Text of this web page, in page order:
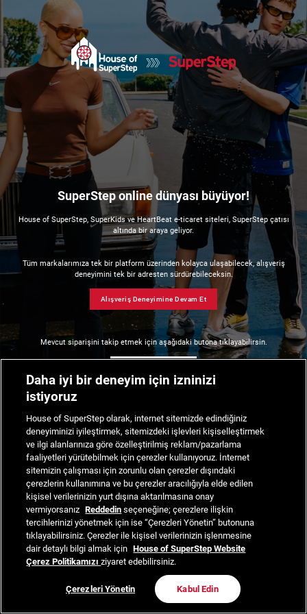
SuperStep online dünyası büyüyor!
House of SuperStep, SuperKids ve HeartBeat e-ticaret siteleri, SuperStep çatısı
altında bir araya geliyor.
Tüm markalarımıza tek bir platform üzerinden kolayca ulaşabilecek, alışveriş
deneyimini tek bir adresten sürdürebileceksin.
Alışveriş Deneyimine Devam Et
Mevcut siparişini takip etmek için aşağıdaki butona tıklayabilirsin.
Daha iyi bir deneyim için izninizi
istiyoruz
House of SuperStep olarak, internet sitemizde edindiğiniz
deneyiminizi iyileştirmek, sitemizdeki işlevleri kişiselleştirmek
ve ilgi alanlarınıza göre özelleştirilmiş reklam/pazarlama
faaliyetleri yürütebilmek için çerezler kullanıyoruz. İnternet
sitemizin çalışması için zorunlu olan çerezler dışındaki
çerezlerin kullanımına ve bu çerezler aracılığıyla elde edilen
kişisel verilerinizin yurt dışına aktarılmasına onay
vermiyorsanız Reddedin seçeneğine; çerezlere ilişkin
tercihlerinizi yönetmek için ise “Çerezleri Yönetin” butonuna
tıklayabilirsiniz. Çerezler ile kişisel verilerinizin işlenmesine
dair detaylı bilgi almak için House of SuperStep Website
Çerez Politikamızıziyaret edebilirsiniz.
Çerezleri Yönetin Kabul Edin